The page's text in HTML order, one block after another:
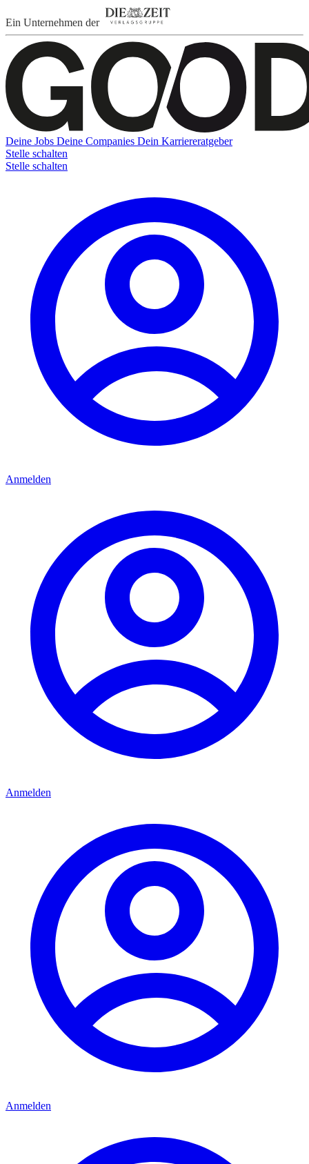
Ein Unternehmen der
Deine Jobs Deine Companies Dein Karriereratgeber
Stelle schalten
Stelle schalten
Anmelden
Anmelden
Anmelden